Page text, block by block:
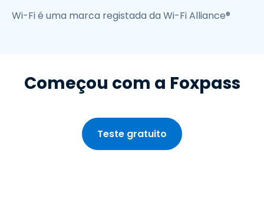
Wi-Fi é uma marca registada da Wi-Fi Alliance®
Começou com a Foxpass
Teste gratuito